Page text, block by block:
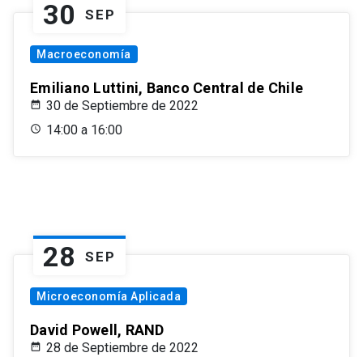
30 SEP
Macroeconomía
Emiliano Luttini, Banco Central de Chile
30 de Septiembre de 2022
14:00 a 16:00
28 SEP
Microeconomía Aplicada
David Powell, RAND
28 de Septiembre de 2022